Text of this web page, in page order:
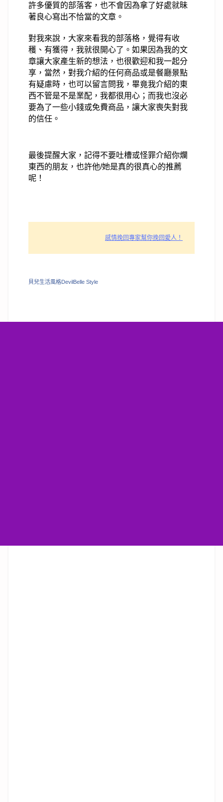
許多優質的部落客，也不會因為拿了好處就昧
著良心寫出不恰當的文章 。
對我來說，大家來看我的部落格，覺得有收
穫、有獲得，我就很開心了。如果因為我的文
章讓大家產生新的想法，也很歡迎和我一起分
享，當然，對我介紹的任何商品或是餐廳景點
有疑慮時，也可以留言問我，畢竟我介紹的東
西不管是不是業配，我都很用心；而我也沒必
要為了一些小錢或免費商品，讓大家喪失對我
的信任。
最後提醒大家， 記得不要吐槽或怪罪介紹你爛
東西的朋友， 也許他/她是真的很真心的推薦
呢！
感情挽回專家幫你挽回愛人！
貝兒生活風格DevilBelle Style